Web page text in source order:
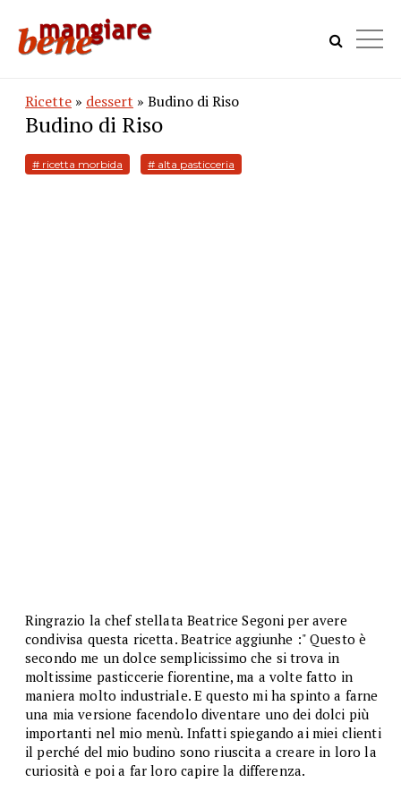
Ricette » dessert » Budino di Riso
Budino di Riso
# ricetta morbida # alta pasticceria
Ringrazio la chef stellata Beatrice Segoni per avere
condivisa questa ricetta. Beatrice aggiunhe :" Questo è
secondo me un dolce semplicissimo che si trova in
moltissime pasticcerie fiorentine, ma a volte fatto in
maniera molto industriale. E questo mi ha spinto a farne
una mia versione facendolo diventare uno dei dolci più
importanti nel mio menù. Infatti spiegando ai miei clienti
il perché del mio budino sono riuscita a creare in loro la
curiosità e poi a far loro capire la differenza.